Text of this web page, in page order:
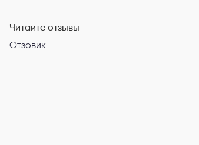
Читайте отзывы
Отзовик